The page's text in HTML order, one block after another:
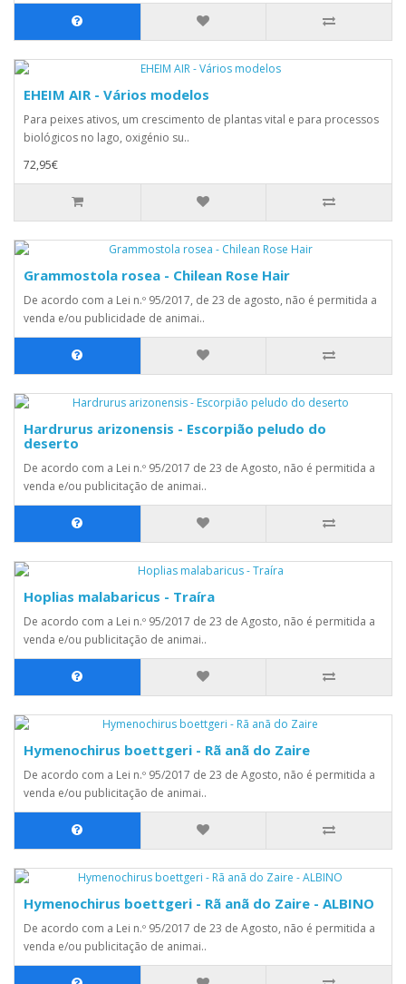
EHEIM AIR - Vários modelos
Para peixes ativos, um crescimento de plantas vital e para processos
biológicos no lago, oxigénio su..
72,95€
Grammostola rosea - Chilean Rose Hair
De acordo com a Lei n.º 95/2017, de 23 de agosto, não é permitida a
venda e/ou publicidade de animai..
Hardrurus arizonensis - Escorpião peludo do
deserto
De acordo com a Lei n.º 95/2017 de 23 de Agosto, não é permitida a
venda e/ou publicitação de animai..
Hoplias malabaricus - Traíra
De acordo com a Lei n.º 95/2017 de 23 de Agosto, não é permitida a
venda e/ou publicitação de animai..
Hymenochirus boettgeri - Rã anã do Zaire
De acordo com a Lei n.º 95/2017 de 23 de Agosto, não é permitida a
venda e/ou publicitação de animai..
Hymenochirus boettgeri - Rã anã do Zaire - ALBINO
De acordo com a Lei n.º 95/2017 de 23 de Agosto, não é permitida a
venda e/ou publicitação de animai..